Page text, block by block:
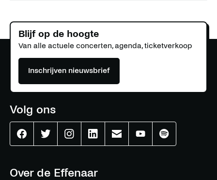
Over de Effenaar
Blijf op de hoogte
Van alle actuele concerten, agenda, ticketverkoop
Inschrijven nieuwsbrief
Volg ons
EffenaarEffenaarEffenaarEffenaarEffenaarEffenaarEffenaar